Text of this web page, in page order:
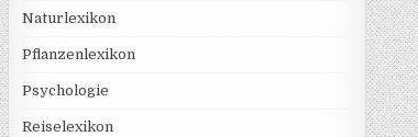
Naturlexikon
Pflanzenlexikon
Psychologie
Reiselexikon